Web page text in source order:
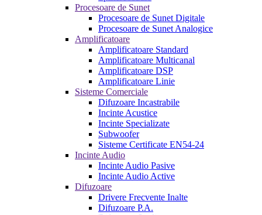
Procesoare de Sunet
Procesoare de Sunet Digitale
Procesoare de Sunet Analogice
Amplificatoare
Amplificatoare Standard
Amplificatoare Multicanal
Amplificatoare DSP
Amplificatoare Linie
Sisteme Comerciale
Difuzoare Incastrabile
Incinte Acustice
Incinte Specializate
Subwoofer
Sisteme Certificate EN54-24
Incinte Audio
Incinte Audio Pasive
Incinte Audio Active
Difuzoare
Drivere Frecvente Inalte
Difuzoare P.A.